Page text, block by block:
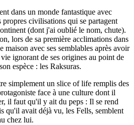
dans un monde fantastique avec
propres civilisations qui se partagent
(dont j'ai oublié le nom, chute).
lors de sa première acclimations dans
maison avec ses semblables après avoir
ignorant de ses origines au point de
espèce : les Raksuras.
simplement un slice of life remplis des
face à une culture dont il
il faut qu'il y ait du peps : Il se rend
qu'il avait déjà vu, les Fells, semblent
chez lui.